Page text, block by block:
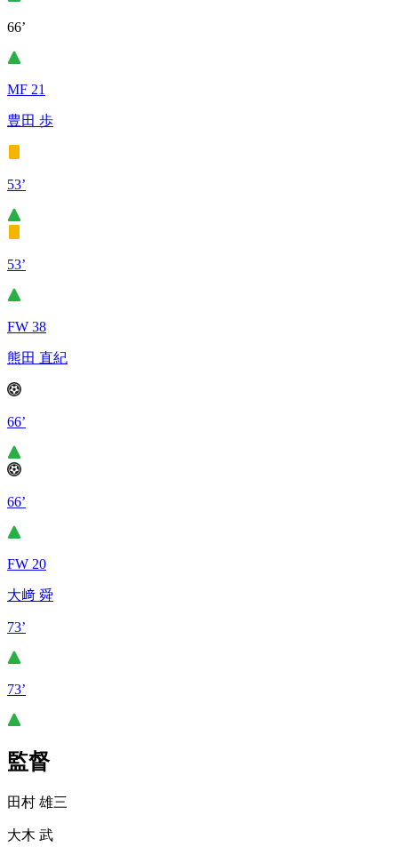
66’
MF 21
豊田 歩
53’
53’
FW 38
熊田 直紀
66’
66’
FW 20
大﨑 舜
73’
73’
監督
田村 雄三
大木 武